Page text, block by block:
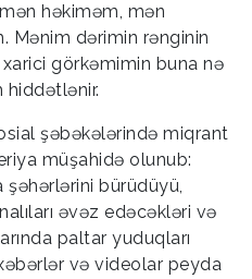
həkiməm, mən
Mənim dərimin rənginin
görkəmimin buna nə
hiddətlənir.
şəbəkələrində miqrant
müşahidə olunub:
şəhərlərini bürüdüyü,
əvəz edəcəkləri və
paltar yuduqları
və videolar peyda